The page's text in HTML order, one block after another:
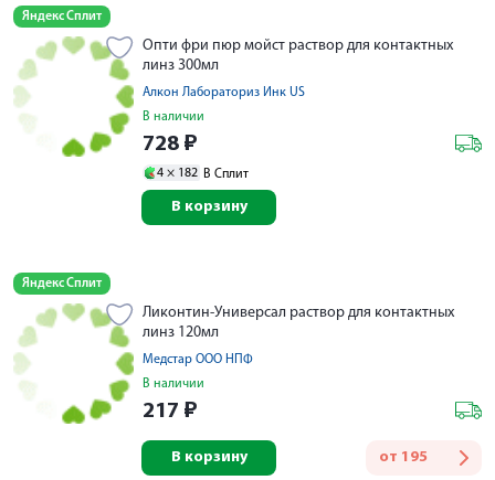
Яндекс Сплит
Опти фри пюр мойст раствор для контактных
линз 300мл
Алкон Лабораториз Инк US
В наличии
728 ₽
4 × 182 В Сплит
В корзину
Яндекс Сплит
Ликонтин-Универсал раствор для контактных
линз 120мл
Медстар ООО НПФ
В наличии
217 ₽
от 195
В корзину